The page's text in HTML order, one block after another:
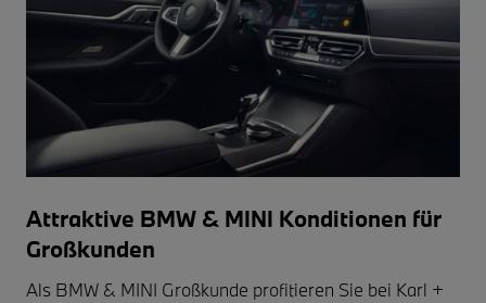
Attraktive BMW & MINI Konditionen für
Großkunden
Als BMW & MINI Großkunde profitieren Sie bei Karl +